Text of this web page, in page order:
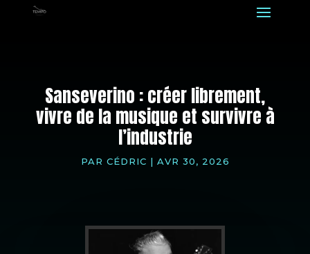
Sanseverino : créer librement,
vivre de la musique et survivre à
l’industrie
PAR CÉDRIC | AVR 30, 2026